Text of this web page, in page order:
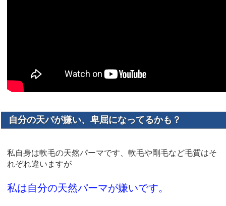
自分の天パが嫌い、卑屈になってるかも？
私自身は軟毛の天然パーマです、軟毛や剛毛など毛質はそ
れぞれ違いますが
私は自分の天然パーマが嫌いです。